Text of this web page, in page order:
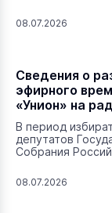
08.07.2026
Сведения о
эфирного
«Унион» на
В период
депутатов
Собрания
08.07.2026